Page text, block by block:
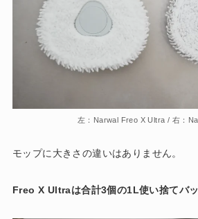
左：Narwal Freo X Ultra / 右：
モップに大きさの違いはありません。
Freo X Ultraは合計3個の1L使い捨てバッ